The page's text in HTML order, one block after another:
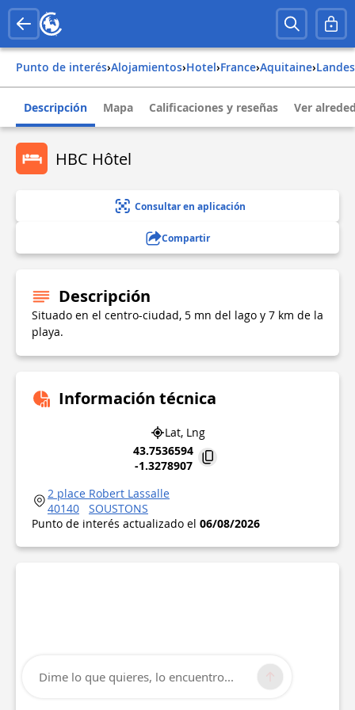
Punto de interés› Alojamientos› Hotel› france› aquitaine› landes
Descripción Mapa Calificaciones y reseñas Ver
HBC Hôtel
Consultar en aplicación
Compartir
Descripción
Situado en el centro-ciudad, 5 mn del lago y 7 km de la
playa.
Información técnica
Lat, Lng
43.7536594
-1.3278907
2 place Robert Lassalle
40140
SOUSTONS
Punto de interés actualizado el 06/08/2026
Dime lo que quieres, lo encuentro...